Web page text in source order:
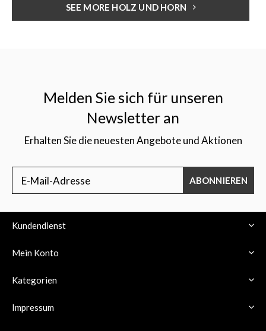
SEE MORE HOLZ UND HORN
Melden Sie sich für unseren
Newsletter an
Erhalten Sie die neuesten Angebote und Aktionen
ABONNIEREN
Kundendienst
Mein Konto
Kategorien
Impressum